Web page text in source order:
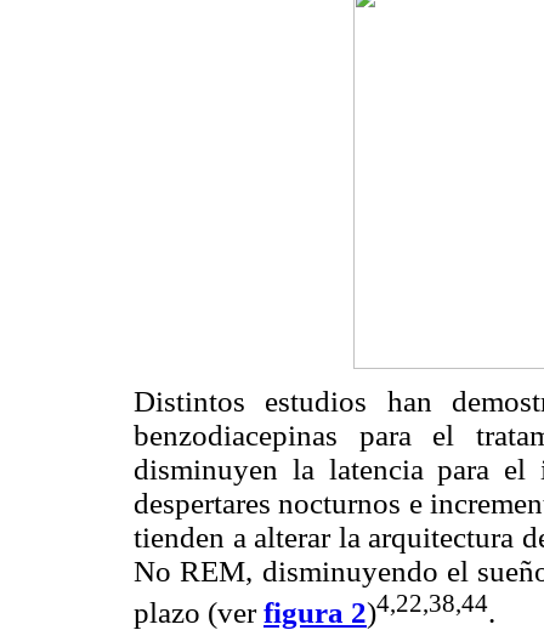
Distintos estudios han
benzodiacepinas para el
disminuyen la latencia para
despertares nocturnos e
tienden a alterar la arquitectura
No REM, disminuyendo el
plazo (verfigura 2)4,22,38,44.